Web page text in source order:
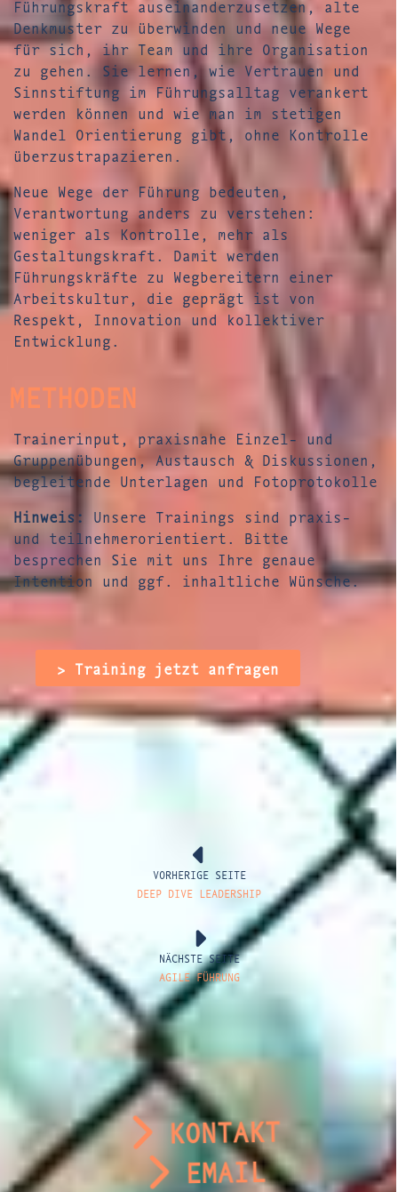
Führungskraft auseinanderzusetzen, alte
Denkmuster zu überwinden und neue Wege
für sich, ihr Team und ihre Organisation
zu gehen. Sie lernen, wie Vertrauen und
Sinnstiftung im Führungsalltag verankert
werden können und wie man im stetigen
Wandel Orientierung gibt, ohne Kontrolle
überzustrapazieren.
Neue Wege der Führung bedeuten,
Verantwortung anders zu verstehen:
weniger als Kontrolle, mehr als
Gestaltungskraft. Damit werden
Führungskräfte zu Wegbereitern einer
Arbeitskultur, die geprägt ist von
Respekt, Innovation und kollektiver
Entwicklung.
METHODEN
Trainerinput, praxisnahe Einzel- und
Gruppenübungen, Austausch & Diskussionen,
begleitende Unterlagen und Fotoprotokolle
Hinweis:
Unsere Trainings sind praxis-
und teilnehmerorientiert. Bitte
besprechen Sie mit uns Ihre genaue
Intention und ggf. inhaltliche Wünsche.
> Training jetzt anfragen
VORHERIGE SEITE
DEEP DIVE LEADERSHIP
NÄCHSTE SEITE
AGILE FÜHRUNG
KONTAKT
EMAIL